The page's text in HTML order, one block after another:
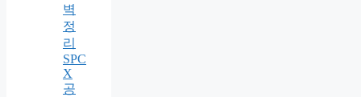
벽
정
리
SPC
X
공